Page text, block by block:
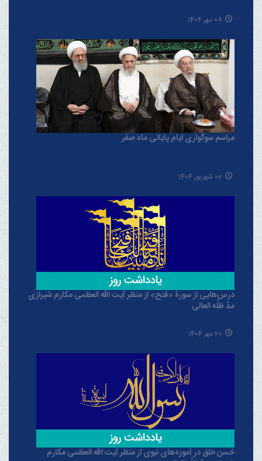
08 مهر 1404
مراسم سوگواری ایام پایانی ماه صفر
02 شهریور 1404
درس‌هایی از سورۀ «فتح» از منظر آیت الله العظمی مکارم شیرازی
مدّ ظلّه العالی
20 مهر 1404
حُسن خلق در آموزه‌های نبوی از منظر آیت الله العظمی مکارم